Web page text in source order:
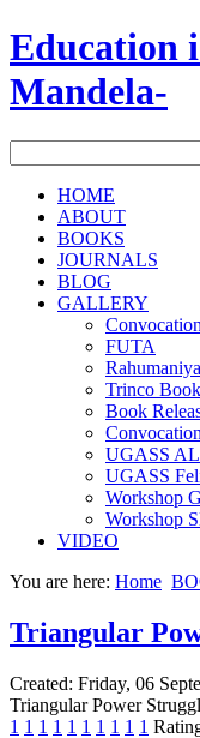
Education
Mandela-
HOME
ABOUT
BOOKS
JOURNALS
BLOG
GALLERY
FUTA
Trinco
Book
UGASS AL
UGASS
Workshop
Workshop
VIDEO
You are here: Home
Triangular
Created: Friday, 06
Triangular Power
1 1 1 1 1 1 1 1 1 1